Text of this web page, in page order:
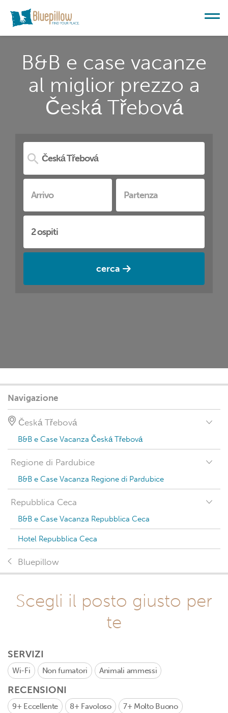
B&B e case vacanze
al miglior prezzo a
Česká Třebová
cerca
Navigazione
Česká Třebová
B&B e Case Vacanza Česká Třebová
Regione di Pardubice
B&B e Case Vacanza Regione di Pardubice
Repubblica Ceca
B&B e Case Vacanza Repubblica Ceca
Hotel Repubblica Ceca
Bluepillow
Scegli il posto giusto per
te
SERVIZI
Wi-Fi Non fumatori Animali ammessi
RECENSIONI
9+ Eccellente 8+ Favoloso 7+ Molto Buono